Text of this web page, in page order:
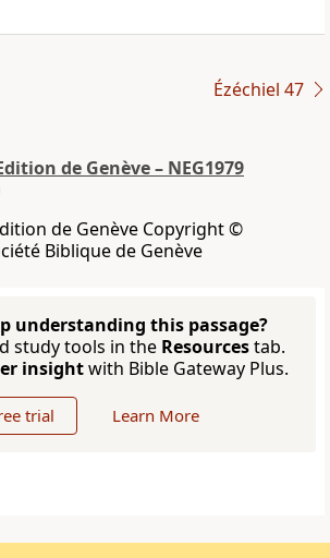
Ézéchiel 47
de Genève – NEG1979
de Genève Copyright ©
Biblique de Genève
understanding this passage?
study tools in the Resourcestab.
insightwith Bible Gateway Plus.
trial Learn More